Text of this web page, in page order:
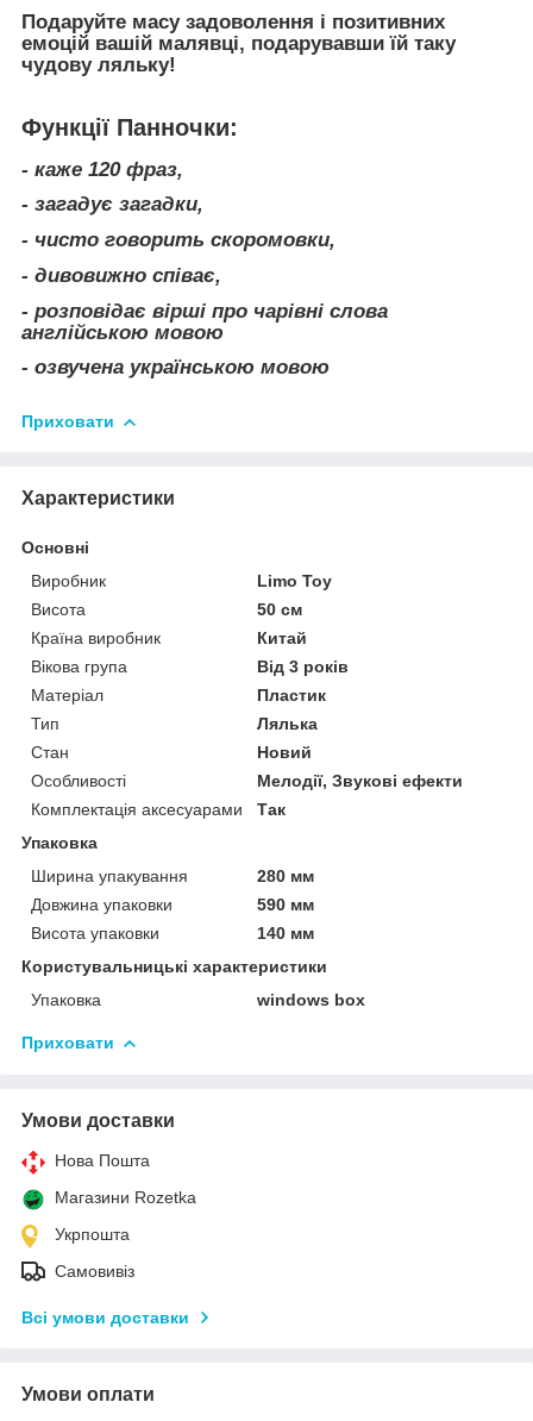
Подаруйте масу задоволення і позитивних
емоцій вашій малявці, подарувавши їй таку
чудову ляльку!
Функції Панночки:
- каже 120 фраз,
- загадує загадки,
- чисто говорить скоромовки,
- дивовижно співає,
- розповідає вірші про чарівні слова
англійською мовою
- озвучена українською мовою
Приховати
Характеристики
Основні
Виробник
Limo Toy
Висота
50 см
Країна виробник
Китай
Вікова група
Від 3 років
Матеріал
Пластик
Тип
Лялька
Стан
Новий
Особливості
Мелодії, Звукові ефекти
Комплектація аксесуарами
Так
Упаковка
Ширина упакування
280 мм
Довжина упаковки
590 мм
Висота упаковки
140 мм
Користувальницькі характеристики
Упаковка
windows box
Приховати
Умови доставки
Нова Пошта
Магазини Rozetka
Укрпошта
Самовивіз
Всі умови доставки
Умови оплати